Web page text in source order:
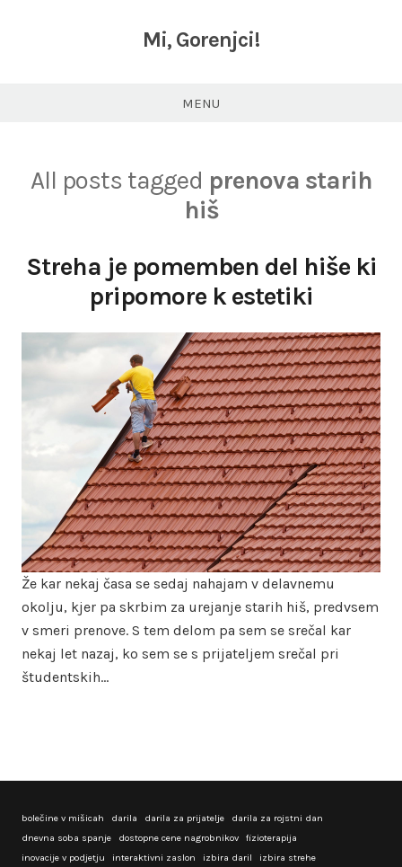
Mi, Gorenjci!
MENU
All posts tagged prenova starih
hiš
Streha je pomemben del hiše ki
pripomore k estetiki
Že kar nekaj časa se sedaj nahajam v delavnemu
okolju, kjer pa skrbim za urejanje starih hiš, predvsem
v smeri prenove. S tem delom pa sem se srečal kar
nekaj let nazaj, ko sem se s prijateljem srečal pri
študentskih…
bolečine v mišicah darila darila za prijatelje
darila za rojstni dan
dnevna soba spanje
dostopne cene nagrobnikov
fizioterapija
inovacije v podjetju
interaktivni zaslon izbira daril izbira strehe